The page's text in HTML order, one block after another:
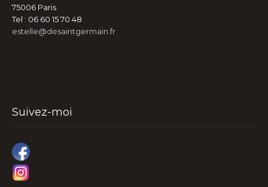
75006 Paris
Tel : 06 60 15 70 48
estelle@desaintgermain.fr
Suivez-moi